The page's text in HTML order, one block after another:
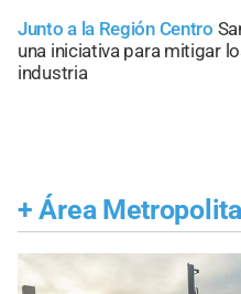
Junto a la Región Centro
una iniciativa para mitigar
industria
+ Área